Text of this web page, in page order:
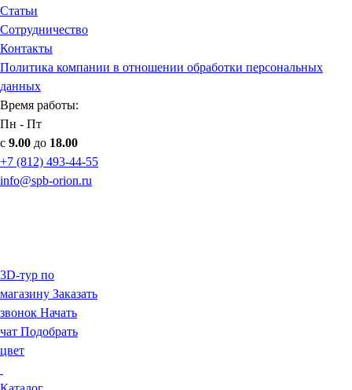
Статьи
Сотрудничество
Контакты
Политика компании в отношении обработки персональных
данных
Время работы:
Пн - Пт
с 9.00 до 18.00
+7 (812) 493-44-55
info@spb-orion.ru
3D-тур по
магазину Заказать
звонок Начать
чат Подобрать
цвет